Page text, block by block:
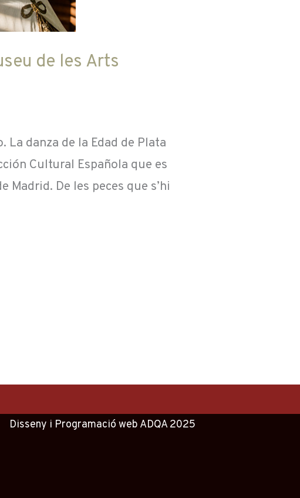
de les Arts
La danza de la Edad de Plata
Cultural Española que es
Madrid. De les peces que s’hi
Disseny i Programació web ADQA2025